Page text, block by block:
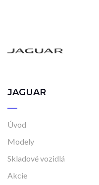
JAGUAR
Úvod
Modely
Skladové vozidlá
Akcie